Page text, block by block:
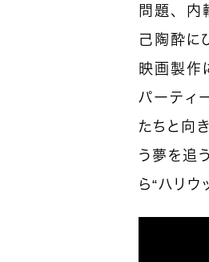
問題、内
己陶酔に
映画製作
パーティ
たちと向
う夢を追
ら“ハリウ